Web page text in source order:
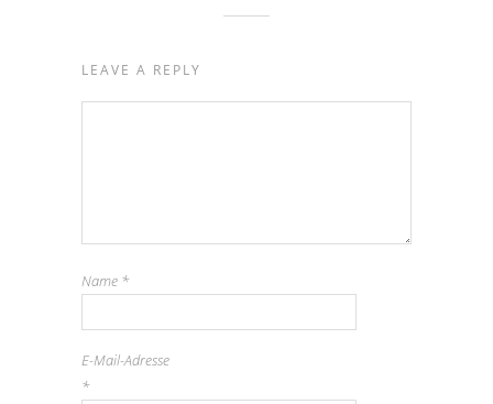
LEAVE A REPLY
Name *
E-Mail-Adresse
*